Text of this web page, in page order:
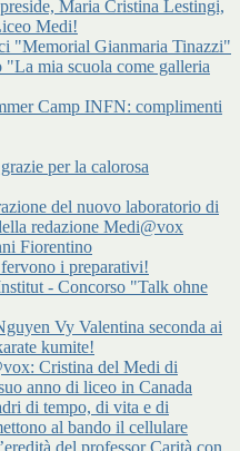
Maria Cristina Lestingi,
Medi!
"Memorial Gianmaria Tinazzi"
mia scuola come galleria
Camp INFN: complimenti
per la calorosa
del nuovo laboratorio di
redazione Medi@vox
Fiorentino
i preparativi!
- Concorso "Talk ohne
Vy Valentina seconda ai
kumite!
Cristina del Medi di
anno di liceo in Canada
di tempo, di vita e di
al bando il cellulare